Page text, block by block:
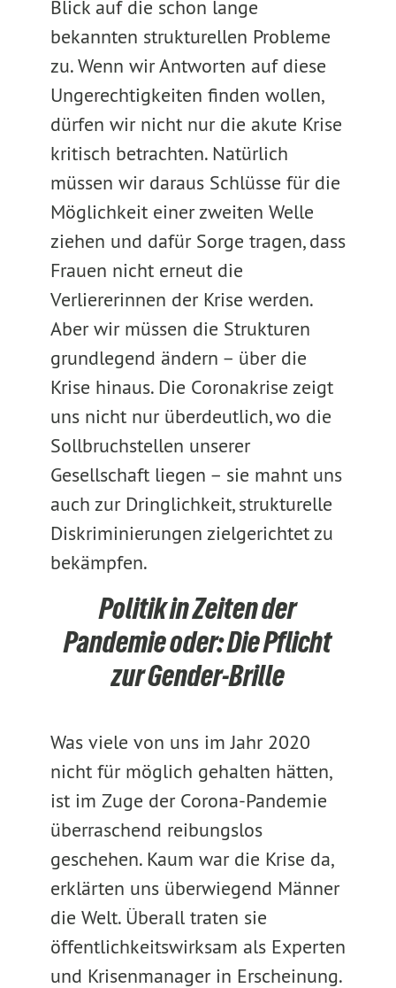
Blick auf die schon lange
bekannten strukturellen Probleme
zu. Wenn wir Antworten auf diese
Ungerechtigkeiten finden wollen,
dürfen wir nicht nur die akute Krise
kritisch betrachten. Natürlich
müssen wir daraus Schlüsse für die
Möglichkeit einer zweiten Welle
ziehen und dafür Sorge tragen, dass
Frauen nicht erneut die
Verliererinnen der Krise werden.
Aber wir müssen die Strukturen
grundlegend ändern – über die
Krise hinaus. Die Coronakrise zeigt
uns nicht nur überdeutlich, wo die
Sollbruchstellen unserer
Gesellschaft liegen – sie mahnt uns
auch zur Dringlichkeit, strukturelle
Diskriminierungen zielgerichtet zu
bekämpfen.
Politik in Zeiten der
Pandemie oder: Die Pflicht
zur Gender-Brille
Was viele von uns im Jahr 2020
nicht für möglich gehalten hätten,
ist im Zuge der Corona-Pandemie
überraschend reibungslos
geschehen. Kaum war die Krise da,
erklärten uns überwiegend Männer
die Welt. Überall traten sie
öffentlichkeitswirksam als Experten
und Krisenmanager in Erscheinung.